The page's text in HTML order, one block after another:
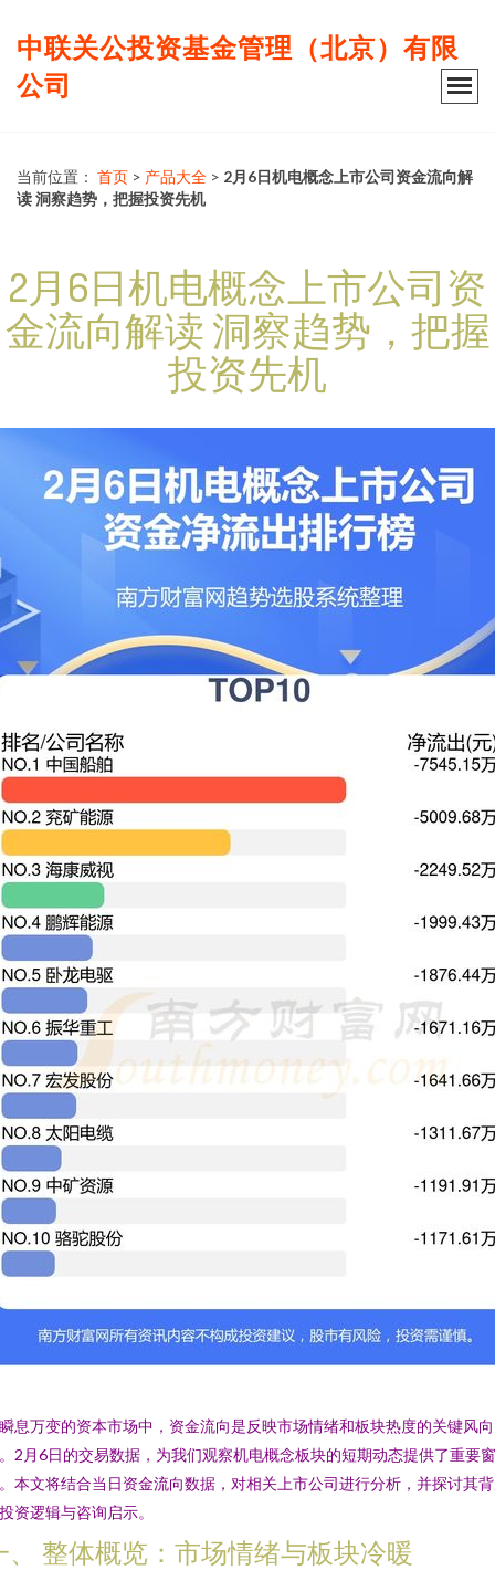
中联关公投资基金管理（北京）有限
公司
当前位置： 首页 > 产品大全 > 2月6日机电概念上市公司资金流向解
读 洞察趋势，把握投资先机
2月6日机电概念上市公司资
金流向解读 洞察趋势，把握
投资先机
息万变的资本市场中，资金流向是反映市场情绪和板块热度的关键风向
2月6日的交易数据，为我们观察机电概念板块的短期动态提供了重要窗
本文将结合当日资金流向数据，对相关上市公司进行分析，并探讨其
资逻辑与咨询启示。
、 整体概览：市场情绪与板块冷暖